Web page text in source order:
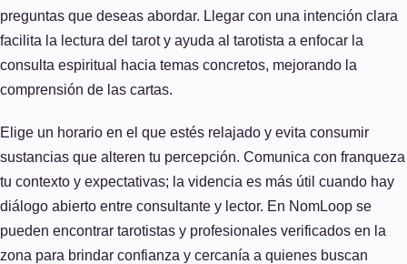
preguntas que deseas abordar. Llegar con una intención clara
facilita la lectura del tarot y ayuda al tarotista a enfocar la
consulta espiritual hacia temas concretos, mejorando la
comprensión de las cartas.
Elige un horario en el que estés relajado y evita consumir
sustancias que alteren tu percepción. Comunica con franqueza
tu contexto y expectativas; la videncia es más útil cuando hay
diálogo abierto entre consultante y lector. En NomLoop se
pueden encontrar tarotistas y profesionales verificados en la
zona para brindar confianza y cercanía a quienes buscan